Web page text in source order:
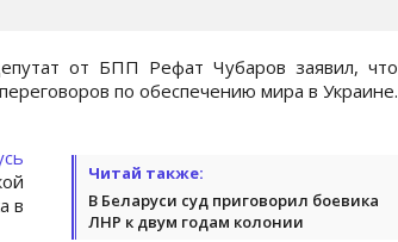
от БПП Рефат Чубаров заявил, что
по обеспечению мира в Украине.
Читай также:
В Беларуси суд приговорил боевика
ЛНР к двум годам колонии
в